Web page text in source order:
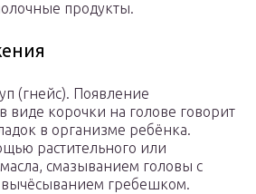
продукты.
(гнейс). Появление
виде корочки на голове говорит
в организме ребёнка.
растительного или
смазыванием головы с
гребешком.